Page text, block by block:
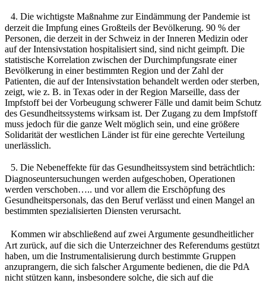
4. Die wichtigste Maßnahme zur Eindämmung der Pandemie ist
derzeit die Impfung eines Großteils der Bevölkerung. 90 % der
Personen, die derzeit in der Schweiz in der Inneren Medizin oder
auf der Intensivstation hospitalisiert sind, sind nicht geimpft. Die
statistische Korrelation zwischen der Durchimpfungsrate einer
Bevölkerung in einer bestimmten Region und der Zahl der
Patienten, die auf der Intensivstation behandelt werden oder sterben,
zeigt, wie z. B. in Texas oder in der Region Marseille, dass der
Impfstoff bei der Vorbeugung schwerer Fälle und damit beim Schutz
des Gesundheitssystems wirksam ist. Der Zugang zu dem Impfstoff
muss jedoch für die ganze Welt möglich sein, und eine größere
Solidarität der westlichen Länder ist für eine gerechte Verteilung
unerlässlich.
5. Die Nebeneffekte für das Gesundheitssystem sind beträchtlich:
Diagnoseuntersuchungen werden aufgeschoben, Operationen
werden verschoben….. und vor allem die Erschöpfung des
Gesundheitspersonals, das den Beruf verlässt und einen Mangel an
bestimmten spezialisierten Diensten verursacht.
Kommen wir abschließend auf zwei Argumente gesundheitlicher
Art zurück, auf die sich die Unterzeichner des Referendums gestützt
haben, um die Instrumentalisierung durch bestimmte Gruppen
anzuprangern, die sich falscher Argumente bedienen, die die PdA
nicht stützen kann, insbesondere solche, die sich auf die